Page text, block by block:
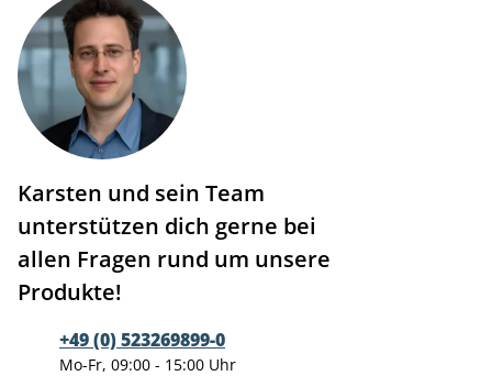
Karsten und sein Team
unterstützen dich gerne bei
allen Fragen rund um unsere
Produkte!
+49 (0) 523269899-0
Mo-Fr, 09:00 - 15:00 Uhr